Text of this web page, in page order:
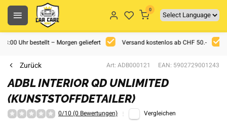
0
Uhr bestellt – Morgen geliefert Versand kostenlos ab CHF 50.-
Zurück Art: ADB000121 EAN: 5902729001243
ADBL INTERIOR QD UNLIMITED
(KUNSTSTOFFDETAILER)
0/10 (0 Bewertungen) Vergleichen